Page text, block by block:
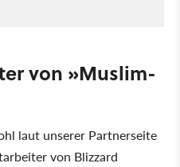
von »Muslim-
laut unserer Partnerseite
von Blizzard